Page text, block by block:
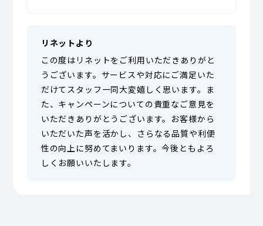
リネットより
この度はリネットをご利用いただきありがと
うございます。サービスや対応にご満足いた
だけてスタッフ一同大変嬉しく思います。ま
た、キャンペーンについての貴重なご意見を
いただきありがとうございます。お客様から
いただいた声を活かし、さらなる品質や利便
性の向上に努めてまいります。今後ともよろ
しくお願いいたします。